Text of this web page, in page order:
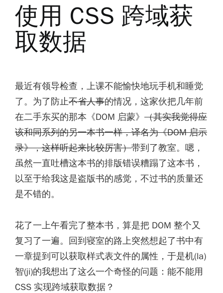
使用 CSS 跨域获
取数据
最近有领导检查，上课不能愉快地玩手机和睡觉
了。为了防止不省人事的情况，这家伙把几年前
在二手东买的那本《DOM 启蒙》 （其实我觉得应
该和同系列的另一本书一样，译名为《DOM 启示
录》，这样听起来比较厉害）带到了教室。嗯，
虽然一直吐槽这本书的排版错误糟蹋了这本书，
以至于给我这是盗版书的感觉，不过书的质量还
是不错的。
花了一上午看完了整本书，算是把 DOM 整个又
复习了一遍。回到寝室的路上突然想起了书中有
一章提到可以获取样式表文件的属性，于是机(la)
智(ji)的我想出了这么一个奇怪的问题：能不能用
CSS 实现跨域获取数据？